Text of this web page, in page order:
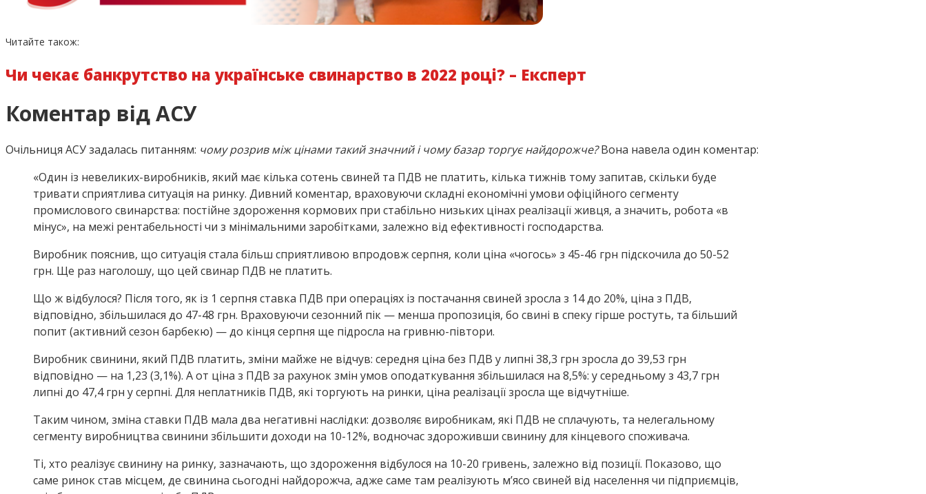
Читайте також:
Чи чекає банкрутство на українське свинарство в 2022 році? – Експерт
Коментар від АСУ
Очільниця АСУ задалась питанням: чому розрив між цінами такий значний і чому базар торгує найдорожче?Вона навела один коментар:
«Один із невеликих-виробників, який має кілька сотень свиней та ПДВ не платить, кілька тижнів тому запитав, скільки буде
тривати сприятлива ситуація на ринку. Дивний коментар, враховуючи складні економічні умови офіційного сегменту
промислового свинарства: постійне здороження кормових при стабільно низьких цінах реалізації живця, а значить, робота «в
мінус», на межі рентабельності чи з мінімальними заробітками, залежно від ефективності господарства.
Виробник пояснив, що ситуація стала більш сприятливою впродовж серпня, коли ціна «чогось» з 45-46 грн підскочила до 50-52
грн. Ще раз наголошу, що цей свинар ПДВ не платить.
Що ж відбулося? Після того, як із 1 серпня ставка ПДВ при операціях із постачання свиней зросла з 14 до 20%, ціна з ПДВ,
відповідно, збільшилася до 47-48 грн. Враховуючи сезонний пік — менша пропозиція, бо свині в спеку гірше ростуть, та більший
попит (активний сезон барбекю) — до кінця серпня ще підросла на гривню-півтори.
Виробник свинини, який ПДВ платить, зміни майже не відчув: середня ціна без ПДВ у липні 38,3 грн зросла до 39,53 грн
відповідно — на 1,23 (3,1%). А от ціна з ПДВ за рахунок змін умов оподаткування збільшилася на 8,5%: у середньому з 43,7 грн
липні до 47,4 грн у серпні. Для неплатників ПДВ, які торгують на ринки, ціна реалізації зросла ще відчутніше.
Таким чином, зміна ставки ПДВ мала два негативні наслідки: дозволяє виробникам, які ПДВ не сплачують, та нелегальному
сегменту виробництва свинини збільшити доходи на 10-12%, водночас здороживши свинину для кінцевого споживача.
Ті, хто реалізує свинину на ринку, зазначають, що здороження відбулося на 10-20 гривень, залежно від позиції. Показово, що
саме ринок став місцем, де свинина сьогодні найдорожча, адже саме там реалізують м’ясо свиней від населення чи підприємців,